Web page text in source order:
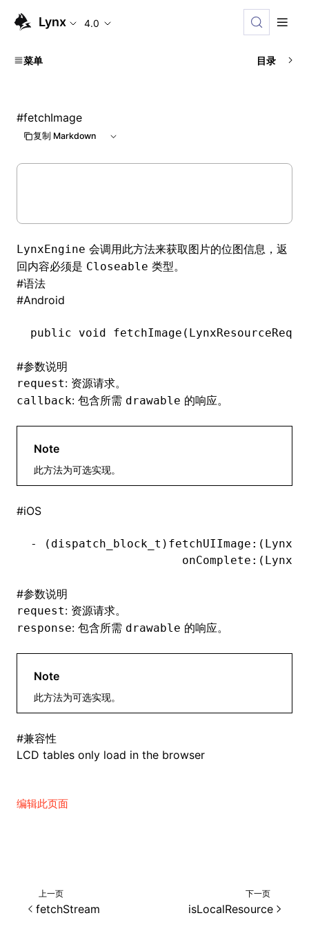
Lynx 4.0
菜单 目录
#fetchImage
复制 Markdown
LynxEngine 会调用此方法来获取图片的位图信息，返
回内容必须是 Closeable 类型。
#语法
#Android
public void fetchImage(
#参数说明
request: 资源请求。
callback: 包含所需 drawable 的响应。
Note
此方法为可选实现。
#iOS
- ( dispatch_block_t
#参数说明
request: 资源请求。
response: 包含所需 drawable 的响应。
Note
此方法为可选实现。
#兼容性
LCD tables only load in the browser
编辑此页面
上一页
fetchStream
下一页
isLocalResource